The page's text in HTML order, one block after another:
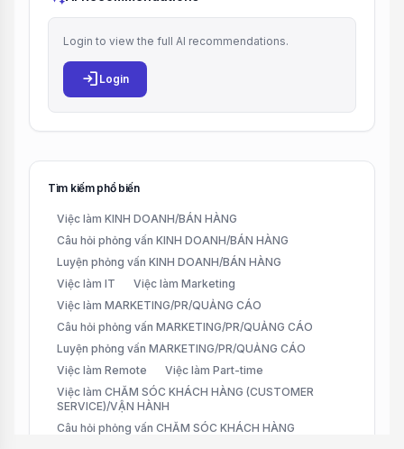
Login to view the full AI recommendations.
login Login
Tìm kiếm phổ biến
Việc làm KINH DOANH/BÁN HÀNG
Câu hỏi phỏng vấn KINH DOANH/BÁN HÀNG
Luyện phỏng vấn KINH DOANH/BÁN HÀNG
Việc làm IT
Việc làm Marketing
Việc làm MARKETING/PR/QUẢNG CÁO
Câu hỏi phỏng vấn MARKETING/PR/QUẢNG CÁO
Luyện phỏng vấn MARKETING/PR/QUẢNG CÁO
Việc làm Remote
Việc làm Part-time
Việc làm CHĂM SÓC KHÁCH HÀNG (CUSTOMER
SERVICE)/VẬN HÀNH
Câu hỏi phỏng vấn CHĂM SÓC KHÁCH HÀNG